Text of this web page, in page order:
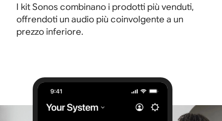
I kit Sonos combinano i prodotti più venduti,
offrendoti un audio più coinvolgente a un
prezzo inferiore.